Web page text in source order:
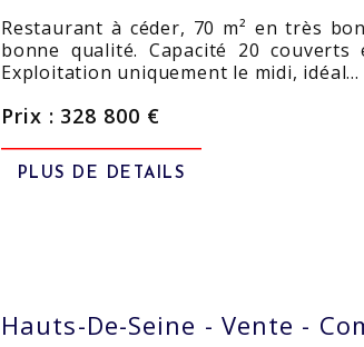
Restaurant à céder, 70 m² en très
bonne qualité. Capacité 20
Exploitation uniquement le midi, idéal…
Prix : 328 800 €
PLUS DE DETAILS
Hauts-De-Seine - Vente -